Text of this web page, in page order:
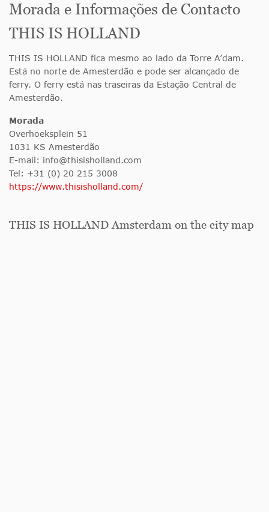
Morada e Informações de Contacto
THIS IS HOLLAND
THIS IS HOLLAND fica mesmo ao lado da Torre A’dam.
Está no norte de Amesterdão e pode ser alcançado de
ferry. O ferry está nas traseiras da Estação Central de
Amesterdão.
Morada
Overhoeksplein 51
1031 KS Amesterdão
E-mail: info@thisisholland.com
Tel: +31 (0) 20 215 3008
https://www.thisisholland.com/
THIS IS HOLLAND Amsterdam on the city map